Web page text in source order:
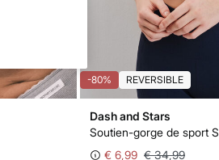
-80% REVERSIBLE
Dash and Stars
€ 6,99 € 34,99